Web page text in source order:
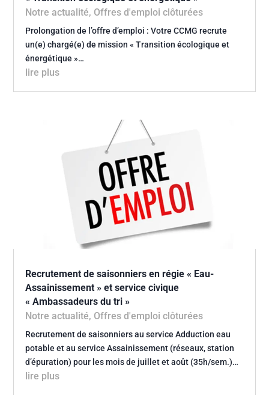
Notre actualité, Offres d'emploi clôturées
Prolongation de l’offre d’emploi : Votre CCMG recrute
un(e) chargé(e) de mission « Transition écologique et
énergétique »…
lire plus
Recrutement de saisonniers en régie « Eau-
Assainissement » et service civique
« Ambassadeurs du tri »
Notre actualité, Offres d'emploi clôturées
Recrutement de saisonniers au service Adduction eau
potable et au service Assainissement (réseaux, station
d’épuration) pour les mois de juillet et août (35h/sem.)…
lire plus